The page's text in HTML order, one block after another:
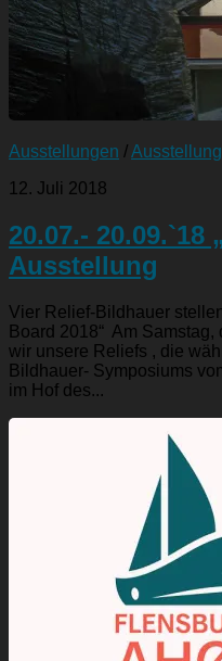
Ausstellungen /
12. Juli 2018
20.07.- 20.09.`18
Ausstellung
Vier Relief-Bildhauer
Board 2018“ Am
wir unsere Reliefs , die
Bildhauer- Symposiums
im Hof des...